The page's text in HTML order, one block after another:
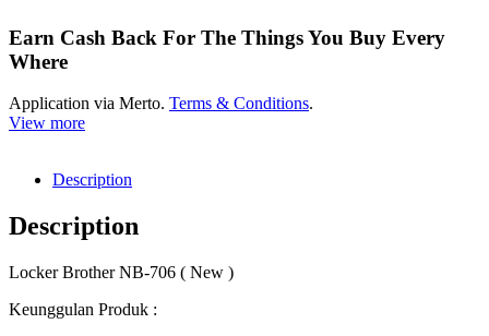
Earn Cash Back For The Things You Buy Every
Where
Application via Merto. Terms & Conditions.
View more
Description
Description
Locker Brother NB-706 ( New )
Keunggulan Produk :